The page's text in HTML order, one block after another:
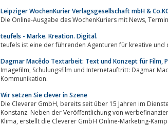
Leipziger WochenKurier Verlagsgesellschaft mbH &
teufels - Marke. Kreation. Digital.
teufels ist eine der führenden Agenturen für kreative
Dagmar Macêdo Textarbeit: Text und Konzept für
Imagefilm, Schulungsfilm und Internetauftritt: Dagmar Macêdo schreibt Texte und Konzepte für eine erfolgreiche
Kommunikation.
Wir setzen Sie clever in Szene
Die Cleverer GmbH, bereits seit über 15 Jahren im Dienste seiner Kunden, ist eine Cross-Media-Marketing-Agentur mit Sitz in
Konstanz. Neben der Veröffentlichung von werbefinanzierten Printmedien, wie
Klima, erstellt die Cleverer GmbH Online-Marketing-